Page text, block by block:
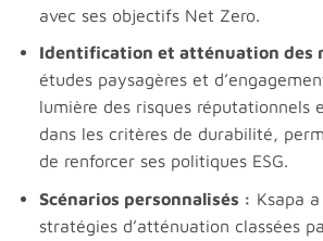
avec ses objectifs Net Zero.
Identification et atténuation des
études paysagères et
lumière des risques réputationnels
dans les critères de durabilité,
de renforcer ses politiques ESG.
Scénarios personnalisés : Ksapa
stratégies d’atténuation classées